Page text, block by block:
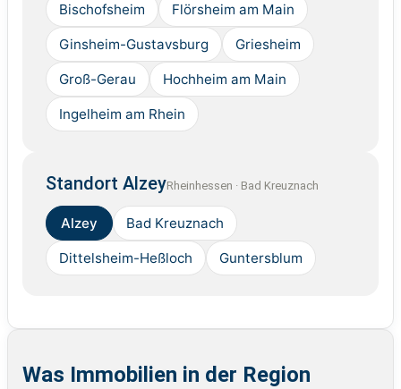
Bischofsheim Flörsheim am Main
Ginsheim-Gustavsburg Griesheim
Groß-Gerau Hochheim am Main
Ingelheim am Rhein
Standort AlzeyRheinhessen · Bad Kreuznach
Alzey Bad Kreuznach
Dittelsheim-Heßloch Guntersblum
Was Immobilien in der Region